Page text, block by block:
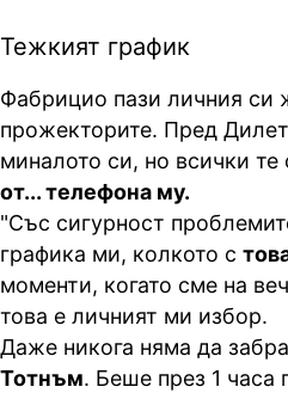
Тежкият график
Фабрицио пази личния си
прожекторите. Пред
миналото си, но всички те
от... телефона му.
"Със сигурност
графика ми, колкото с
моменти, когато сме на
това е личният ми избор.
Даже никога няма да
Тотнъм. Беше през 1 часа